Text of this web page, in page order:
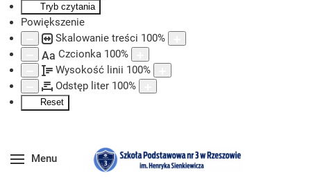
Tryb czytania
Powiększenie
Skalowanie treści 100%
Aa Czcionka 100%
Wysokość linii 100%
Odstęp liter 100%
Reset
Menu